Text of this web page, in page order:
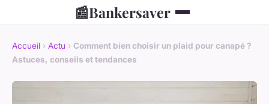
📰Bankersaver
Accueil › Actu › Comment bien choisir un plaid pour canapé ?
Astuces, conseils et tendances